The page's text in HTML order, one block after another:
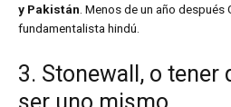
y Pakistán. Menos de un año después
fundamentalista hindú.
3. Stonewall, o tener